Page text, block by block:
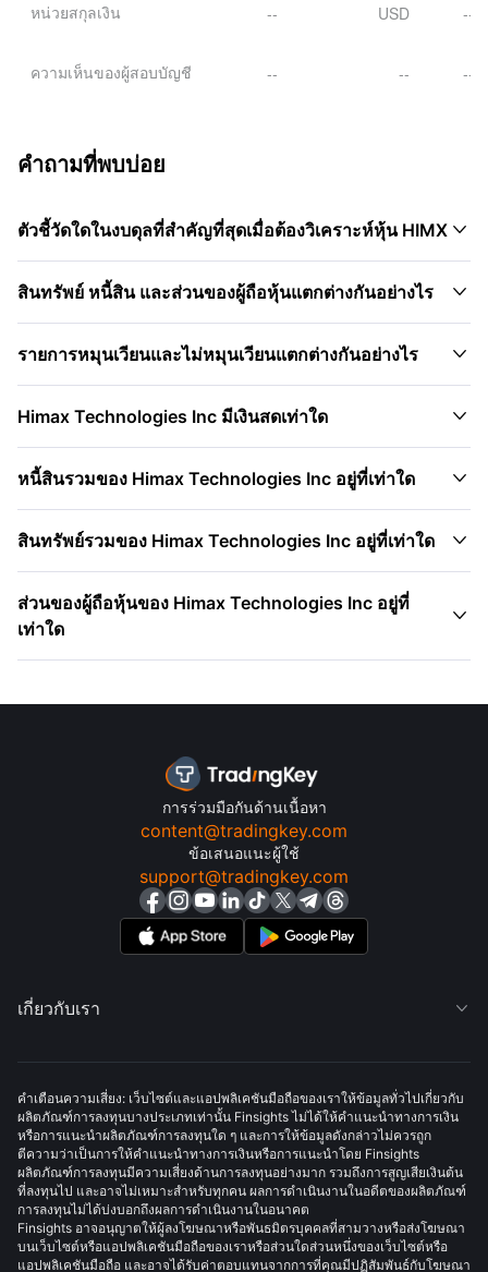
หน่วยสกุลเงิน -- USD --
ความเห็นของผู้สอบบัญชี -- -- --
คำถามที่พบบ่อย
ตัวชี้วัดใดในงบดุลที่สำคัญที่สุดเมื่อต้องวิเคราะห์หุ้น HIMX 
สินทรัพย์ หนี้สิน และส่วนของผู้ถือหุ้นแตกต่างกันอย่างไร 
รายการหมุนเวียนและไม่หมุนเวียนแตกต่างกันอย่างไร 
Himax Technologies Inc มีเงินสดเท่าใด 
หนี้สินรวมของ Himax Technologies Inc อยู่ที่เท่าใด 
สินทรัพย์รวมของ Himax Technologies Inc อยู่ที่เท่าใด 
ส่วนของผู้ถือหุ้นของ Himax Technologies Inc อยู่ที่
เท่าใด

การร่วมมือกันด้านเนื้อหา
content@tradingkey.com
ข้อเสนอแนะผู้ใช้
support@tradingkey.com
เกี่ยวกับเรา 
คำเตือนความเสี่ยง: เว็บไซต์และแอปพลิเคชันมือถือของเราให้ข้อมูลทั่วไปเกี่ยวกับ
ผลิตภัณฑ์การลงทุนบางประเภทเท่านั้น Finsights ไม่ได้ให้คำแนะนำทางการเงิน
หรือการแนะนำผลิตภัณฑ์การลงทุนใด ๆ และการให้ข้อมูลดังกล่าวไม่ควรถูก
ตีความว่าเป็นการให้คำแนะนำทางการเงินหรือการแนะนำโดย Finsights
ผลิตภัณฑ์การลงทุนมีความเสี่ยงด้านการลงทุนอย่างมาก รวมถึงการสูญเสียเงินต้น
ที่ลงทุนไป และอาจไม่เหมาะสำหรับทุกคน ผลการดำเนินงานในอดีตของผลิตภัณฑ์
การลงทุนไม่ได้บ่งบอกถึงผลการดำเนินงานในอนาคต
Finsights อาจอนุญาตให้ผู้ลงโฆษณาหรือพันธมิตรบุคคลที่สามวางหรือส่งโฆษณา
บนเว็บไซต์หรือแอปพลิเคชันมือถือของเราหรือส่วนใดส่วนหนึ่งของเว็บไซต์หรือ
แอปพลิเคชันมือถือ และอาจได้รับค่าตอบแทนจากการที่คุณมีปฏิสัมพันธ์กับโฆษณา